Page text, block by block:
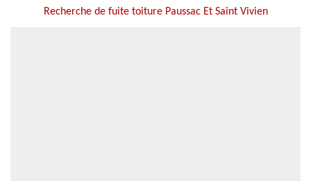
Recherche de fuite toiture Paussac Et Saint Vivien